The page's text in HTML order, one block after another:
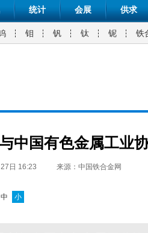
统计 会展 供求
钼 钒 钛 铌 铁
中国有色金属工业
日 16:23 来源：中国铁合金网
中
小